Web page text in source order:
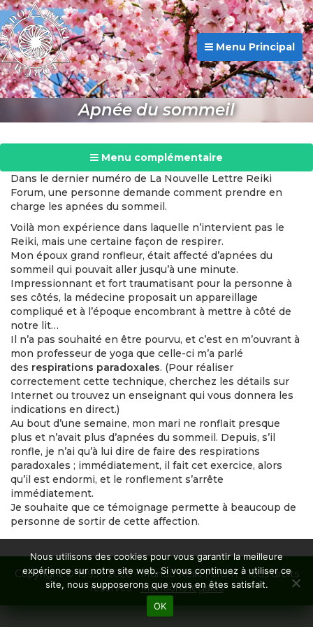
Menu Principal
Apnée du sommeil
Menu complémentaire
Dans le dernier numéro de La Nouvelle Lettre Reiki
Forum, une personne demande comment prendre en
charge les apnées du sommeil.
Voilà mon expérience dans laquelle n’intervient pas le
Reiki, mais une certaine façon de respirer.
Mon époux grand ronfleur, était affecté d’apnées du
sommeil qui pouvait aller jusqu’à une minute.
Impressionnant et fort traumatisant pour la personne à
ses côtés, la médecine proposait un appareillage
compliqué et à l’époque encombrant à mettre à côté de
notre lit…
Il n’a pas souhaité en être pourvu, et c’est en m’ouvrant à
mon professeur de yoga que celle-ci m’a parlé
des respirations paradoxales. (Pour réaliser
correctement cette technique, cherchez les détails sur
Internet ou trouvez un enseignant qui vous donnera les
indications en direct.)
Au bout d’une semaine, mon mari ne ronflait presque
plus et n’avait plus d’apnées du sommeil. Depuis, s’il
ronfle, je n’ai qu’à lui dire de faire des respirations
paradoxales ; immédiatement, il fait cet exercice, alors
qu’il est endormi, et le ronflement s’arrête
immédiatement.
Je souhaite que ce témoignage permette à beaucoup de
personne de sortir de cette affection.
Copyright © 1995 - 2026 - Mundo Reiki Forum - Tous droits
réservés -Mentions légales
Nous utilisons des cookies pour vous garantir la meilleure
expérience sur notre site web. Si vous continuez à utiliser ce
site, nous supposerons que vous en êtes satisfait.
OK